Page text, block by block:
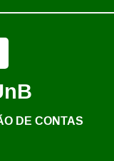
DE CONTAS